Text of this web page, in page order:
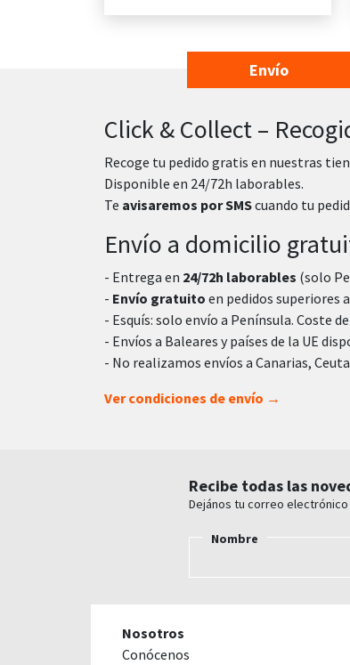
Envío
Click & Collect –
Recoge tu pedido gratis en nuestras
Disponible en 24/72h laborables.
Te avisaremos por SMScuando tu
Envío a domicilio
- Entrega en 24/72h laborables (solo
- Envío gratuito en pedidos superiores
- Esquís: solo envío a Península. Coste de
- Envíos a Baleares y países de la UE
- No realizamos envíos a Canarias,
Ver condiciones de envío →
Recibe todas las
Dejános tu correo
Nombre
Nosotros
Conócenos